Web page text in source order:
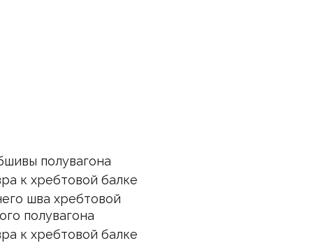
полувагона
к хребтовой балке
шва хребтовой
полувагона
к хребтовой балке